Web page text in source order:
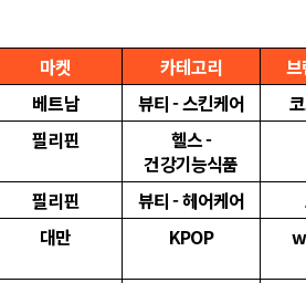
마켓 카테고리
베트남 뷰티 - 스킨케어
필리핀
헬스 -
건강기능식품
필리핀 뷰티 - 헤어케어
대만 KPOP